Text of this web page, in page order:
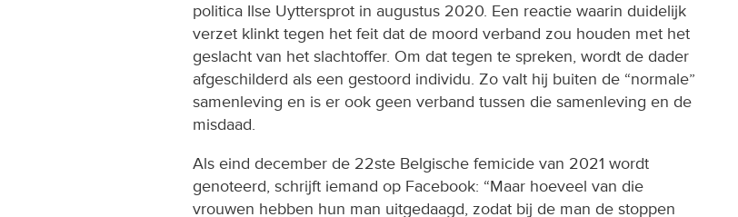
politica Ilse Uyttersprot in augustus 2020. Een reactie waarin duidelijk
verzet klinkt tegen het feit dat de moord verband zou houden met het
geslacht van het slachtoffer. Om dat tegen te spreken, wordt de dader
afgeschilderd als een gestoord individu. Zo valt hij buiten de “normale”
samenleving en is er ook geen verband tussen die samenleving en de
misdaad.
Als eind december de 22ste Belgische femicide van 2021 wordt
genoteerd, schrijft iemand op Facebook: “Maar hoeveel van die
vrouwen hebben hun man uitgedaagd, zodat bij de man de stoppen